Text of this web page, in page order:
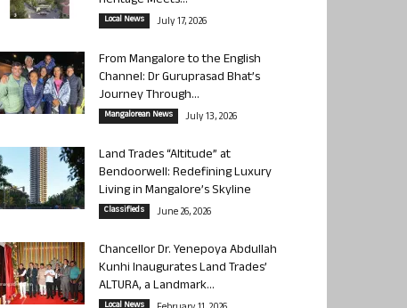
Local News July 17, 2026
From Mangalore to the English
Channel: Dr Guruprasad Bhat’s
Journey Through...
Mangalorean News July 13, 2026
Land Trades “Altitude” at
Bendoorwell: Redefining Luxury
Living in Mangalore’s Skyline
Classifieds June 26, 2026
Chancellor Dr. Yenepoya Abdullah
Kunhi Inaugurates Land Trades’
ALTURA, a Landmark...